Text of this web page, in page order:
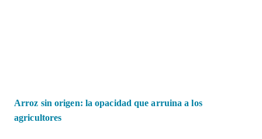
Arroz sin origen: la opacidad que arruina a los
agricultores